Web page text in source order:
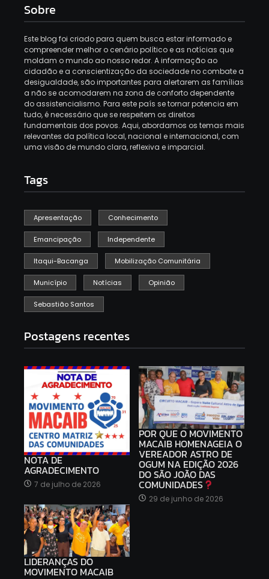
Sobre
Este blog foi criado para quem busca estar informado e
compreender melhor o cenário político e as notícias que
moldam o mundo ao nosso redor. A informação ao
cidadão e a conscientização da sociedade no combate a
desigualdade, são importantes para alertarem as famílias
a não se acomodarem na zona de conforto dependente
do assistencialismo. Para este país se tornar potencia em
tudo, é necessário que se respeitem os direitos
fundamentais dos povos. Aqui, abordamos os temas mais
relevantes da política local, nacional e internacional, com
uma visão de mundo clara, reflexiva e imparcial.
Tags
Apresentação Conhecimento
Emancipação Independente
Itaqui-Bacanga Mobilização Comunitária
Município Notícias Opinião
Sebastião Santos
Postagens recentes
NOTA DE
AGRADECIMENTO
7 de julho de 2026
POR QUE O MOVIMENTO
MACAIB HOMENAGEIA O
VEREADOR ASTRO DE
OGUM NA EDIÇÃO 2026
DO SÃO JOÃO DAS
COMUNIDADES
29 de junho de 2026
LIDERANÇAS DO
MOVIMENTO MACAIB